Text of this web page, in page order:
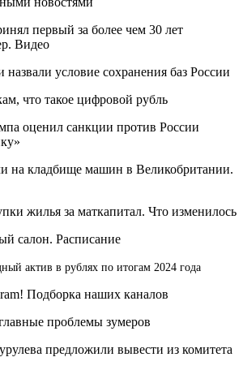
первый за более чем 30 лет
Видео
условие сохранения баз России
что такое цифровой рубль
оценил санкции против России
на кладбище машин в Великобритании.
жилья за маткапитал. Что изменилось
салон. Расписание
актив в рублях по итогам 2024 года
Подборка наших каналов
проблемы зумеров
предложили вывести из комитета